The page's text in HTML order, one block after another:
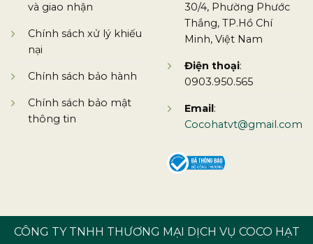
và giao nhận
Chính sách xử lý khiếu
nại
Chính sách bảo hành
Chính sách bảo mật
thông tin
30/4, Phường Phước
Thắng, TP.Hồ Chí
Minh, Việt Nam
Điện thoại:
0903.950.565
Email :
Cocohatvt@gmail.com
CÔNG TY TNHH THƯƠNG MẠI DỊCH VỤ COCO HẠT